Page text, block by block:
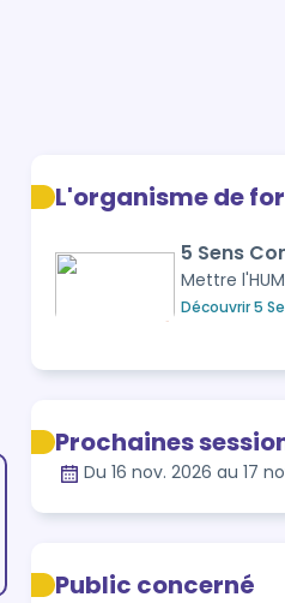
L'organisme de
5 Sens
Mettre
Découvrir 5
Prochaines
Du 16 nov. 2026 au 17
Public concerné